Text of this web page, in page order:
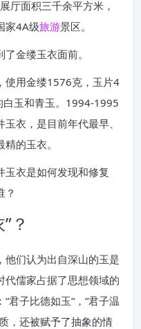
厅面积三千余平方米，
家4A级旅游景区。
金缕玉衣面前。
使用金缕1576克，玉片4
玉和青玉。1994-1995
衣，是目前年代最早、
的玉衣。
玉衣是如何发现和修复
？
？
他们认为出自深山的玉是
代儒家占据了思想领域的
君子比德如玉“，“君子温
，还被赋予了抽象的情